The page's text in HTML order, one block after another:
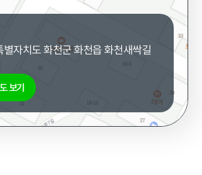
자치도 화천군 화천읍 화천새싹길
보기